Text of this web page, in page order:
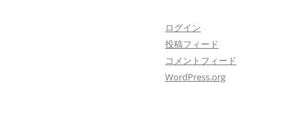
ログイン
投稿フィード
コメントフィード
WordPress.org